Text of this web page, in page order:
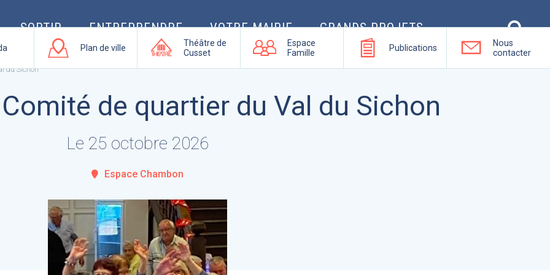
SORTIR ENTREPRENDRE VOTRE MAIRIE GRANDS PROJETS
Plan de ville
Théâtre de
Cusset
Espace
Famille
Publications
Nous
contacter
du Sichon
de quartier du Val du Sichon
Le 25 octobre 2026
Espace Chambon